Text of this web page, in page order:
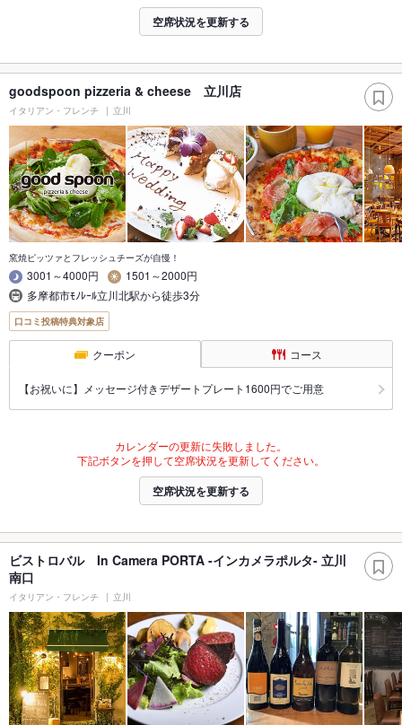
空席状況を更新する
goodspoon pizzeria & cheese 立川店
イタリアン・フレンチ 立川
窯焼ピッツァとフレッシュチーズが自慢！
3001～4000円
1501～2000円
多摩都市ﾓﾉﾚｰﾙ立川北駅から徒歩3分
口コミ投稿特典対象店
クーポン コース
【お祝いに】メッセージ付きデザートプレート1600円でご用意
カレンダーの更新に失敗しました。
下記ボタンを押して空席状況を更新してください。
空席状況を更新する
ビストロバル In Camera PORTA -インカメラポルタ- 立川
南口
イタリアン・フレンチ 立川